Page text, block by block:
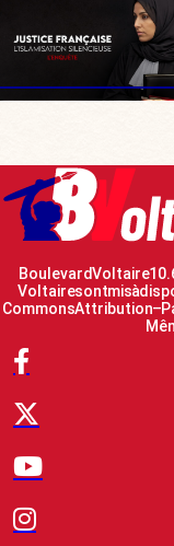
Boulevard Voltaire
Voltaire sont mis à
Commons Attribution –